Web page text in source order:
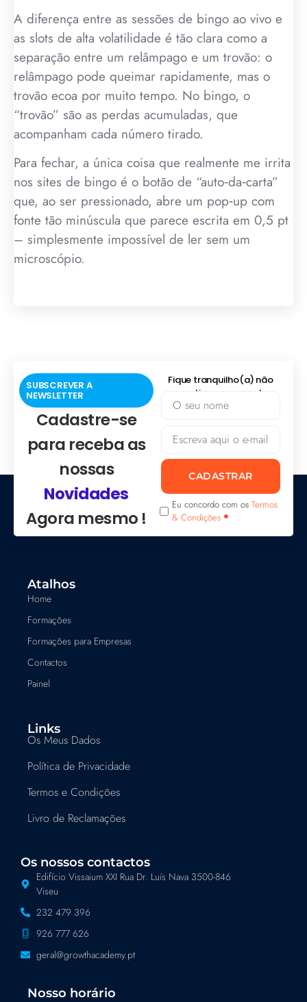
A diferença entre as sessões de bingo ao vivo e
as slots de alta volatilidade é tão clara como a
separação entre um relâmpago e um trovão: o
relâmpago pode queimar rapidamente, mas o
trovão ecoa por muito tempo. No bingo, o
“trovão” são as perdas acumuladas, que
acompanham cada número tirado.
Para fechar, a única coisa que realmente me irrita
nos sites de bingo é o botão de “auto‑da‑carta”
que, ao ser pressionado, abre um pop‑up com
fonte tão minúscula que parece escrita em 0,5 pt
– simplesmente impossível de ler sem um
microscópio.
SUBSCREVER A
NEWSLETTER
Cadastre-se
para receba as
nossas
Novidades
Agora mesmo !
Fique tranquilho(a) não
praticamos spam!
CADASTRAR
Eu concordo com os Termos
& Condições *
Atalhos
Home
Formações
Formações para Empresas
Contactos
Painel
Links
Os Meus Dados
Política de Privacidade
Termos e Condições
Livro de Reclamações
Os nossos contactos
Edifício Vissaium XXI Rua Dr. Luís Nava 3500-846
Viseu
232 479 396
926 777 626
geral@growthacademy.pt
Nosso horário